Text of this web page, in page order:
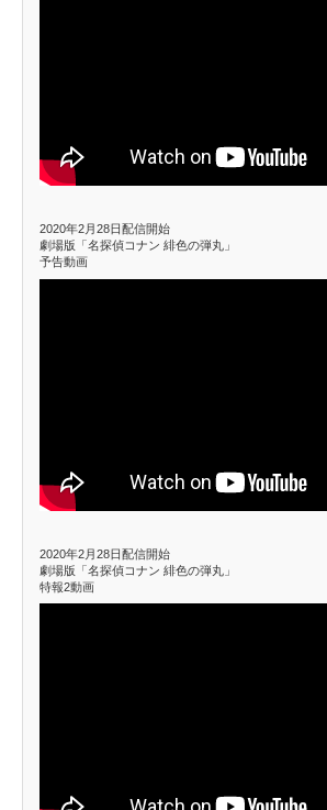
2020年2月28日配信開始
劇場版「名探偵コナン 緋色の弾丸」
予告動画
2020年2月28日配信開始
劇場版「名探偵コナン 緋色の弾丸」
特報2動画